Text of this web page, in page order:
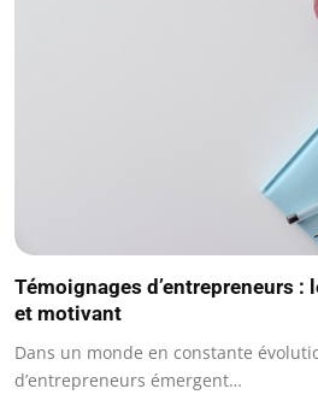
Témoignages d’entrepreneurs
et motivant
Dans un monde en constante
d’entrepreneurs émergent…